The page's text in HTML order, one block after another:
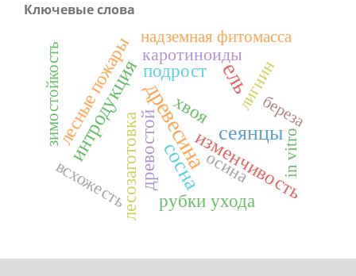
Ключевые слова
древесина ель
интродукция сеянцы
соснаизменчивость
древостой
рубки ухода
хвоя
лесные пожары
лесозаготовка
подрост
осина
всхожесть
лигнин
каротиноиды
зимостойкость
in vitro
береза
надземная фитомасса